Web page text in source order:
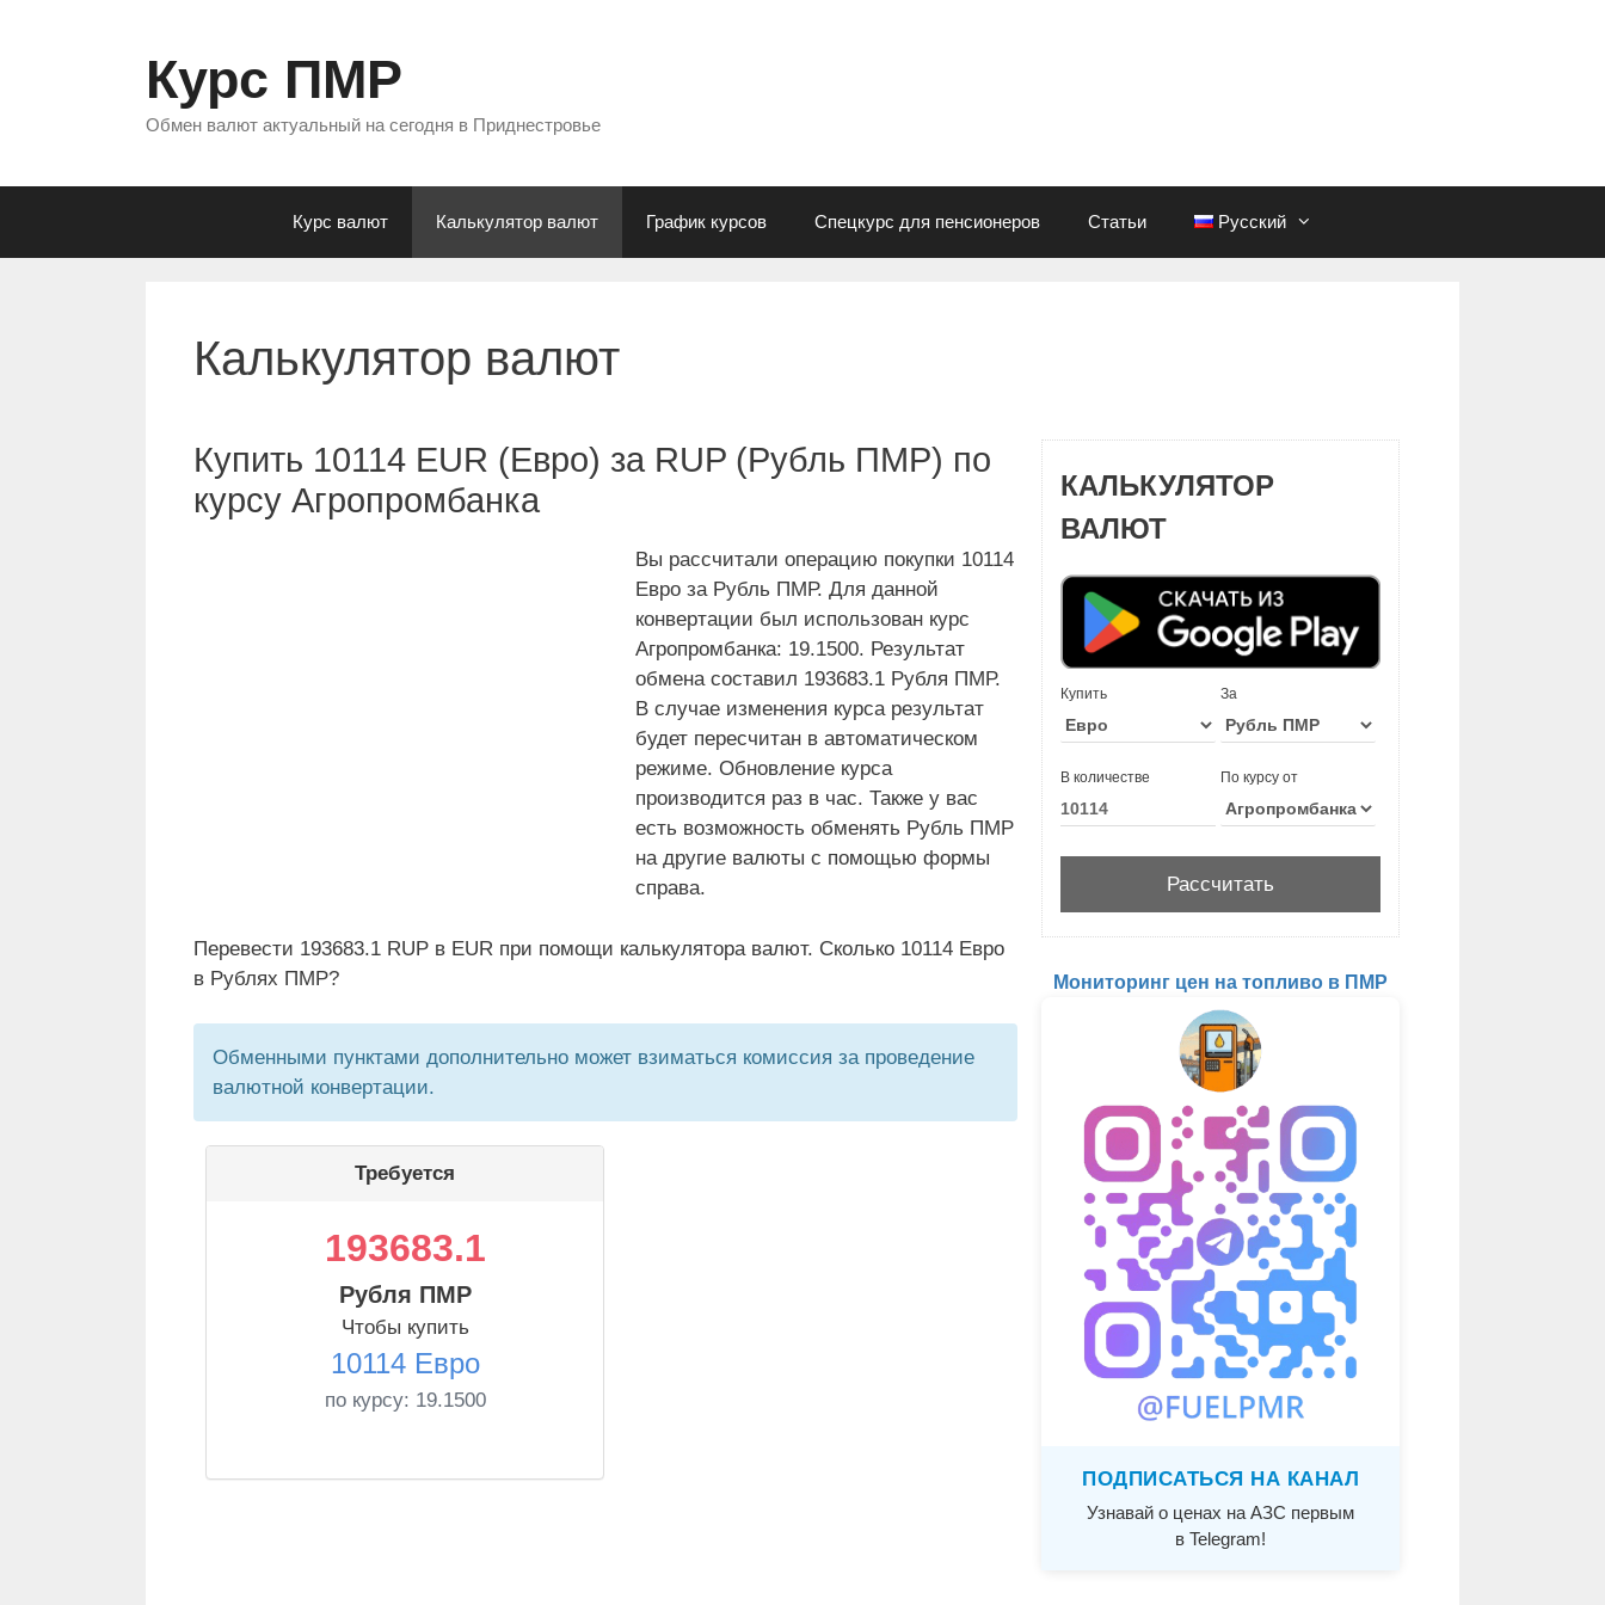
Курс ПМР
Обмен валют актуальный на сегодня в Приднестровье
Курс валют Калькулятор валют График курсов Спецкурс для пенсионеров Статьи Русский
Калькулятор валют
Купить 10114 EUR (Евро) за RUP (Рубль ПМР) по
курсу Агропромбанка
Вы рассчитали операцию покупки 10114
Евро за Рубль ПМР. Для данной
конвертации был использован курс
Агропромбанка: 19.1500. Результат
обмена составил 193683.1 Рубля ПМР.
В случае изменения курса результат
будет пересчитан в автоматическом
режиме. Обновление курса
производится раз в час. Также у вас
есть возможность обменять Рубль ПМР
на другие валюты с помощью формы
справа.
Перевести 193683.1 RUP в EUR при помощи калькулятора валют. Сколько 10114 Евро
в Рублях ПМР?
Обменными пунктами дополнительно может взиматься комиссия за проведение
валютной конвертации.
Требуется
193683.1
Рубля ПМР
Чтобы купить
10114 Евро
по курсу: 19.1500
КАЛЬКУЛЯТОР
ВАЛЮТ
Купить За
В количестве По курсу от
Мониторинг цен на топливо в ПМР
ПОДПИСАТЬСЯ НА КАНАЛ
Узнавай о ценах на АЗС первым
в Telegram!